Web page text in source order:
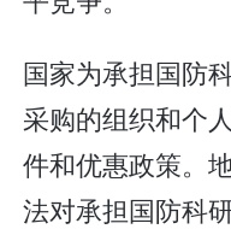
国家为承担国防
采购的组织和个
件和优惠政策。
法对承担国防科